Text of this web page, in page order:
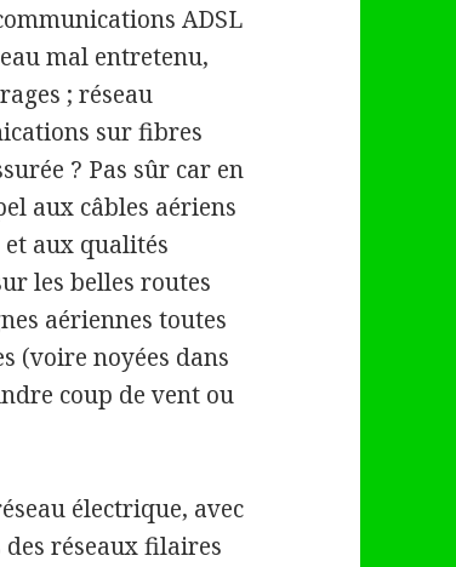
ADSL
mal entretenu,
; réseau
sur fibres
? Pas sûr car en
aux câbles aériens
aux qualités
les belles routes
aériennes toutes
(voire noyées dans
coup de vent ou
électrique, avec
réseaux filaires